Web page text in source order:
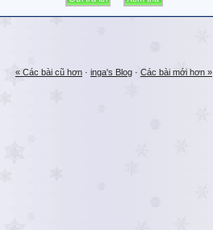
« Các bài cũ hơn · inga's Blog · Các bài mới hơn »